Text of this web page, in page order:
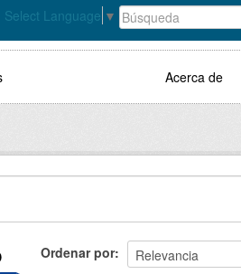
Select Language ▼
Acerca de
Ordenar por